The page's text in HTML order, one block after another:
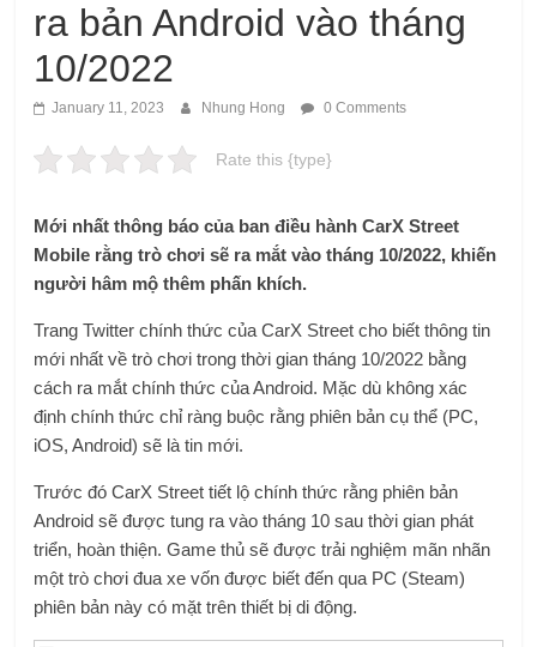
ra bản Android vào tháng
10/2022
January 11, 2023 Nhung Hong 0 Comments
Rate this {type}
Mới nhất thông báo của ban điều hành CarX Street
Mobile rằng trò chơi sẽ ra mắt vào tháng 10/2022, khiến
người hâm mộ thêm phấn khích.
Trang Twitter chính thức của CarX Street cho biết thông tin
mới nhất về trò chơi trong thời gian tháng 10/2022 bằng
cách ra mắt chính thức của Android. Mặc dù không xác
định chính thức chỉ ràng buộc rằng phiên bản cụ thể (PC,
iOS, Android) sẽ là tin mới.
Trước đó CarX Street tiết lộ chính thức rằng phiên bản
Android sẽ được tung ra vào tháng 10 sau thời gian phát
triển, hoàn thiện. Game thủ sẽ được trải nghiệm mãn nhãn
một trò chơi đua xe vốn được biết đến qua PC (Steam)
phiên bản này có mặt trên thiết bị di động.